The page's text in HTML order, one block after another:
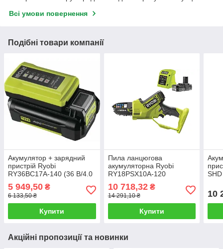
Всі умови повернення
Подібні товари компанії
Акумулятор + зарядний
пристрій Ryobi
RY36BC17A-140 (36 В/4.0
5 949,50 ₴
6 133,50 ₴
Купити
Пила ланцюгова
акумуляторна Ryobi
RY18PSX10A-120
Ач, зарядне, шина 10 см)
10 718,32₴
14 291,10 ₴
Купити
10
Акційні пропозиції та новинки